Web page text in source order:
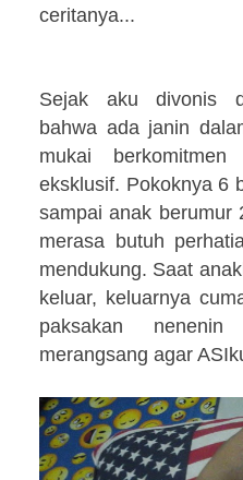
ceritanya...
Sejak aku divonis
bahwa ada janin
mukai
eksklusif. Pokoknya 6
sampai anak berumur
merasa butuh
mendukung. Saat
keluar, keluarnya
paksakan
merangsang agar